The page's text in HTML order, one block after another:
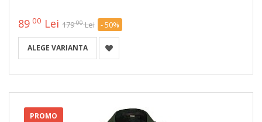
89 00 Lei 17900 Lei - 50%
ALEGE VARIANTA
PROMO